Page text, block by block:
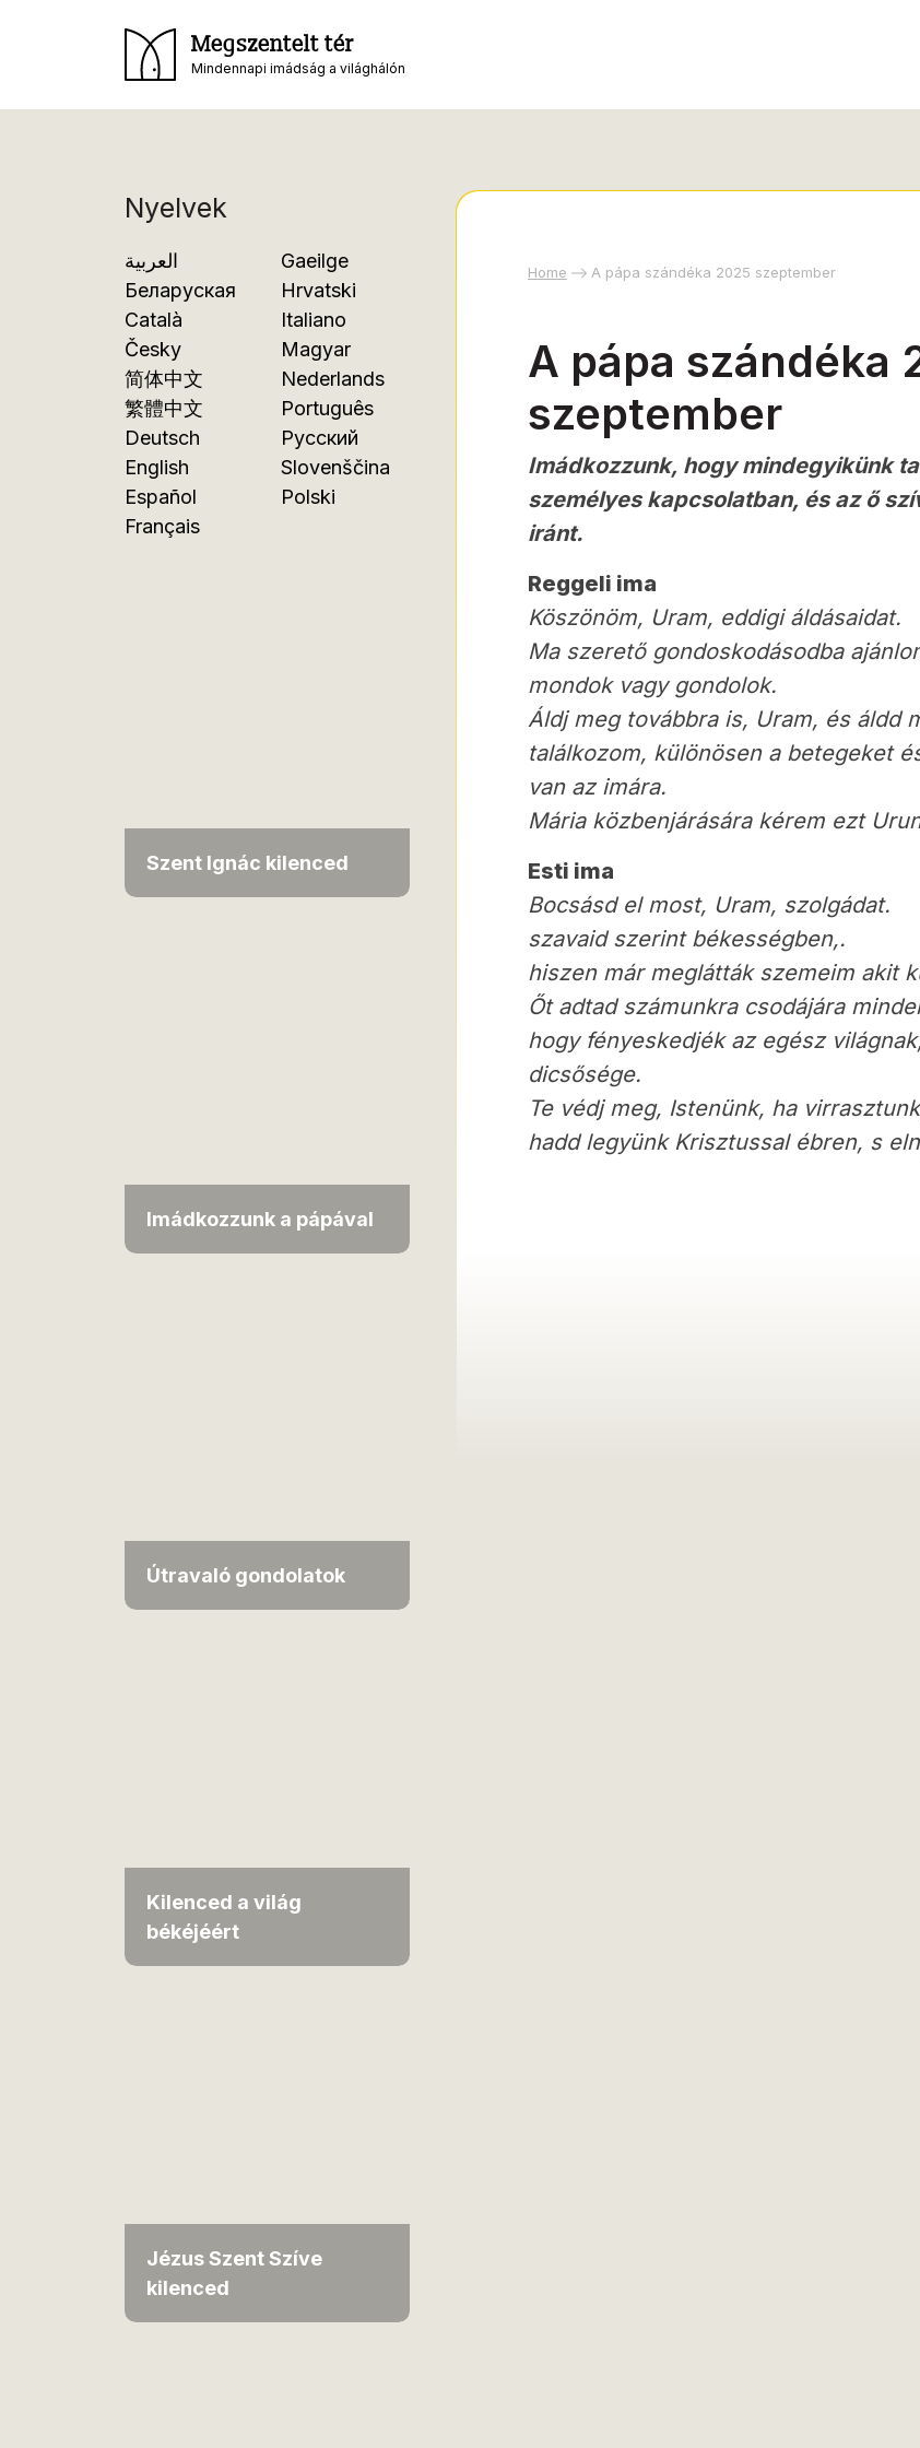
Megszentelt tér
Mindennapi imádság a világhálón
Nyelvek
العربية
Беларуская
Català
Česky
简体中文
繁體中文
Deutsch
English
Español
Français
Gaeilge
Hrvatski
Italiano
Magyar
Nederlands
Português
Русский
Slovenščina
Polski
Szent Ignác kilenced
Imádkozzunk a pápával
Útravaló gondolatok
Kilenced a világ
békéjéért
Jézus Szent Szíve
kilenced
Home A pápa szándéka 2025 szeptember
A pápa szándéka
szeptember
Imádkozzunk, hogy mindegyikünk
személyes kapcsolatban, és az ő
iránt.
Reggeli ima
Köszönöm, Uram, eddigi áldásaidat.
Ma szerető gondoskodásodba
mondok vagy gondolok.
Áldj meg továbbra is, Uram, és áldd
találkozom, különösen a betegeket
van az imára.
Mária közbenjárására kérem ezt
Esti ima
Bocsásd el most, Uram, szolgádat.
szavaid szerint békességben,.
hiszen már meglátták szemeim akit
Őt adtad számunkra csodájára
hogy fényeskedjék az egész
dicsősége.
Te védj meg, Istenünk, ha
hadd legyünk Krisztussal ébren, s